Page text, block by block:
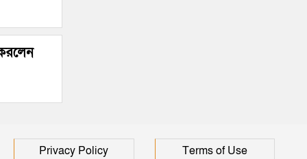
Privacy Policy Terms of Use